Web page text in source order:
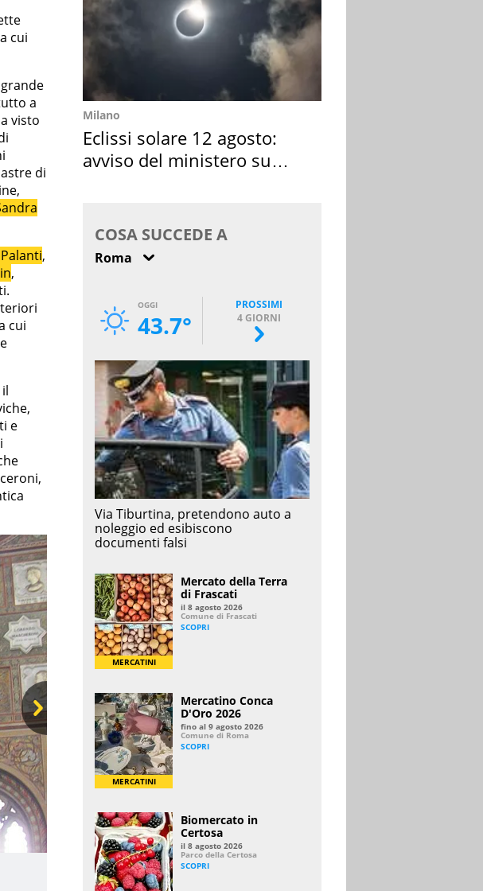
cui
a
visto
di
,
,
cui
e
Ne
xt
Milano
Eclissi solare 12 agosto:
avviso del ministero su